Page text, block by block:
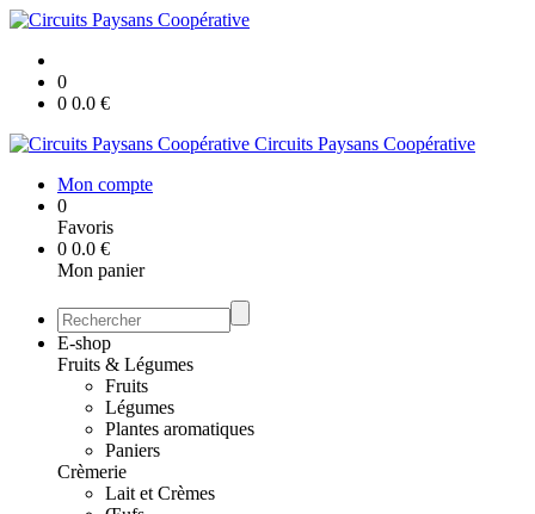
0
0 0.0 €
Circuits Paysans Coopérative
Mon compte
0
Favoris
0 0.0 €
Mon panier
E-shop
Fruits & Légumes
Fruits
Légumes
Plantes aromatiques
Paniers
Crèmerie
Lait et Crèmes